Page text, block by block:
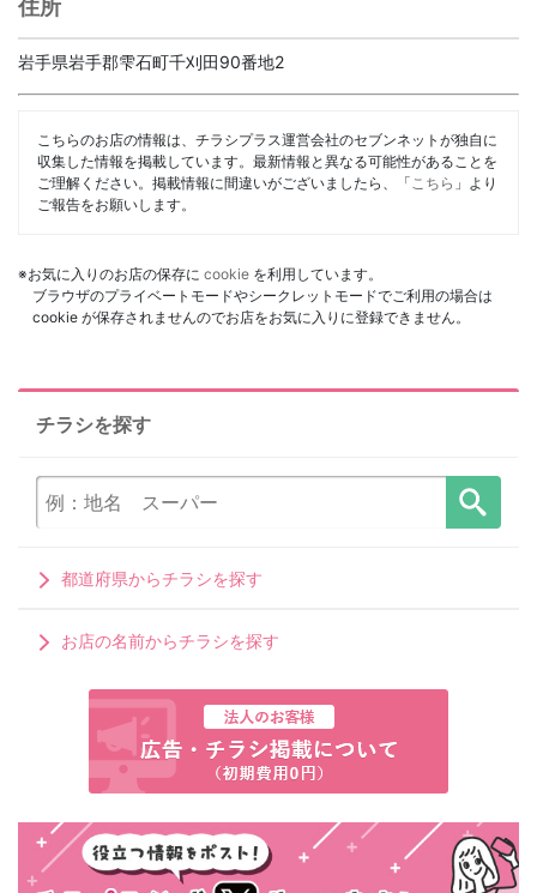
住所
岩手県岩手郡雫石町千刈田90番地2
こちらのお店の情報は、チラシプラス運営会社のセブンネットが独自に
収集した情報を掲載しています。最新情報と異なる可能性があることを
ご理解ください。掲載情報に間違いがございましたら、「 こちら 」より
ご報告をお願いします。
※お気に入りのお店の保存に cookie を利用しています。
ブラウザのプライベートモードやシークレットモードでご利用の場合は
cookie が保存されませんのでお店をお気に入りに登録できません。
チラシを探す
都道府県からチラシを探す
お店の名前からチラシを探す